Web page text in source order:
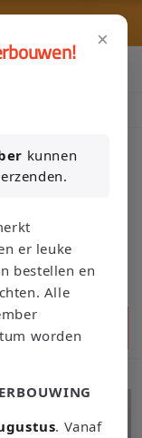
🎮
aan Retro Empire
onze voorraad.
×
kunnen
er leuke
bestellen en
Alle
worden
. Vanaf